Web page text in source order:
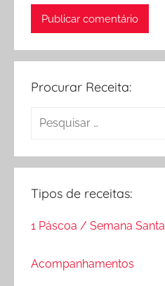
Procurar Receita:
Pesquisar
Tipos de receitas:
1 Páscoa / Semana Santa
Acompanhamentos